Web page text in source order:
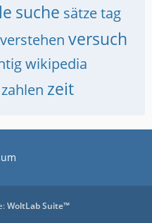
suche sätzetag
verstehen versuch
wikipedia
zahlen zeit
WoltLab Suite™